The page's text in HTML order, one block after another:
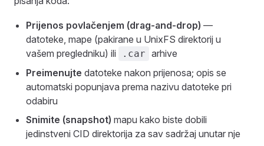
Prijenos povlačenjem (drag-and-drop) —
datoteke, mape (pakirane u UnixFS direktorij u
vašem pregledniku) ili
.car arhive
Preimenujte datoteke nakon prijenosa; opis se
automatski popunjava prema nazivu datoteke pri
odabiru
Snimite (snapshot) mapu kako biste dobili
jedinstveni CID direktorija za sav sadržaj unutar nje